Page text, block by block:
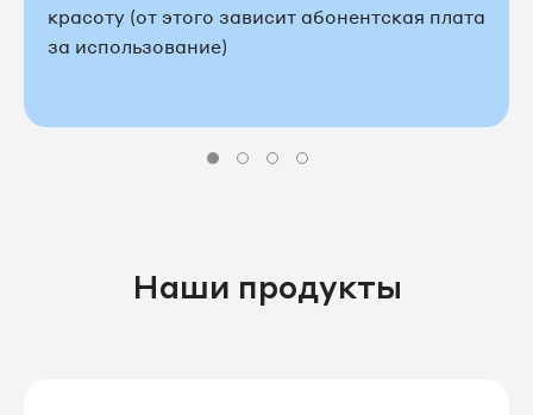
красоту (от этого зависит абонентская плата
за использование)
Наши продукты